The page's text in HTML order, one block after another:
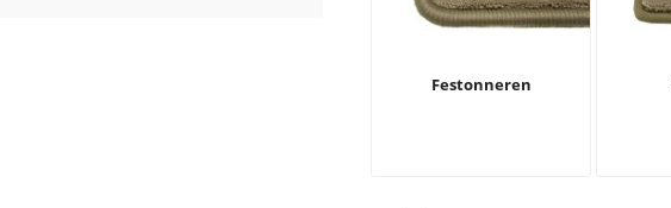
Festonneren